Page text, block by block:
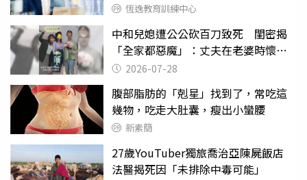
恆逸教育訓練中心
中和兒媳遭公公砍百刀致死 閨密揭
「全家都惡魔」：丈夫在老婆時懷孕
摔東西
2026-07-28
腹部脂肪的「剋星」找到了，常吃這
幾物，吃走大肚囊，瘦出小蠻腰
新素簡
27歲YouTuber獨旅喬治亞陳屍飯店
法醫揭死因「未排除中毒可能」